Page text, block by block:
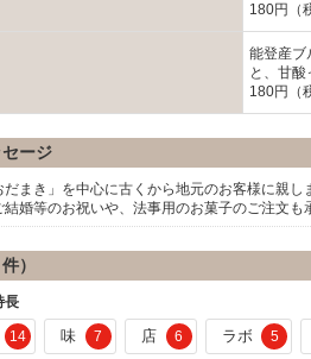
180円（
能登産ブ
と、甘
180円（
ージ
まき」を中心に古くから地元のお客様に親
婚等のお祝いや、法事用のお菓子のご注文
件）
長
14 味 7 店 6 ラボ 5